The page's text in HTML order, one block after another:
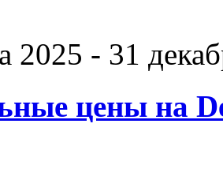
2025 - 31
цены на